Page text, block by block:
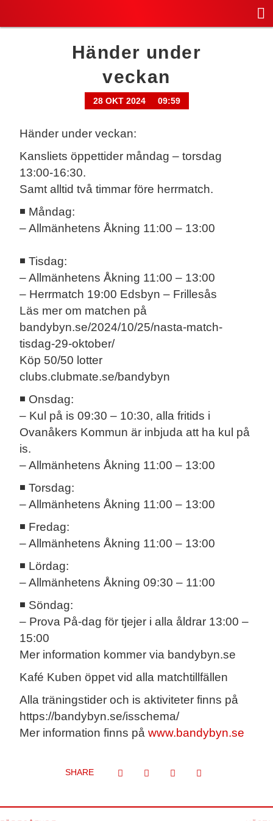
Händer under
veckan
28 OKT 2024 09:59
Händer under veckan:
Kansliets öppettider måndag – torsdag
13:00-16:30.
Samt alltid två timmar före herrmatch.
◾ Måndag:
– Allmänhetens Åkning 11:00 – 13:00
◾ Tisdag:
– Allmänhetens Åkning 11:00 – 13:00
– Herrmatch 19:00 Edsbyn – Frillesås
Läs mer om matchen på
bandybyn.se/2024/10/25/nasta-match-
tisdag-29-oktober/
Köp 50/50 lotter
clubs.clubmate.se/bandybyn
◾ Onsdag:
– Kul på is 09:30 – 10:30, alla fritids i
Ovanåkers Kommun är inbjuda att ha kul på
is.
– Allmänhetens Åkning 11:00 – 13:00
◾ Torsdag:
– Allmänhetens Åkning 11:00 – 13:00
◾ Fredag:
– Allmänhetens Åkning 11:00 – 13:00
◾ Lördag:
– Allmänhetens Åkning 09:30 – 11:00
◾ Söndag:
– Prova På-dag för tjejer i alla åldrar 13:00 –
15:00
Mer information kommer via bandybyn.se
Kafé Kuben öppet vid alla matchtillfällen
Alla träningstider och is aktiviteter finns på
https://bandybyn.se/isschema/
Mer information finns på www.bandybyn.se
SHARE